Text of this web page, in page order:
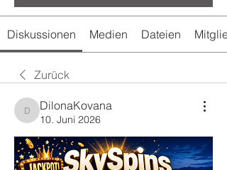
Diskussionen Medien Dateien
Zurück
DilonaKovana
DilonaKovana
10. Juni 2026